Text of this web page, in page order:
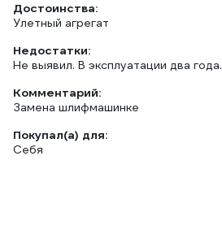
Достоинства:
Улетный агрегат
Недостатки:
Не выявил. В эксплуатации два года.
Комментарий:
Замена шлифмашинке
Покупал(а) для:
Себя